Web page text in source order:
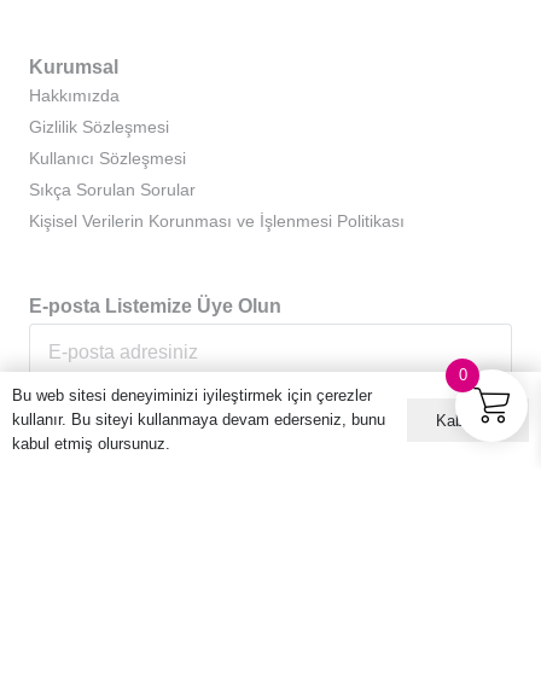
Kurumsal
Hakkımızda
Gizlilik Sözleşmesi
Kullanıcı Sözleşmesi
Sıkça Sorulan Sorular
Kişisel Verilerin Korunması ve İşlenmesi Politikası
E-posta Listemize Üye Olun
0
Bu web sitesi deneyiminizi iyileştirmek için çerezler
kullanır. Bu siteyi kullanmaya devam ederseniz, bunu
kabul etmiş olursunuz.
Kabul ET